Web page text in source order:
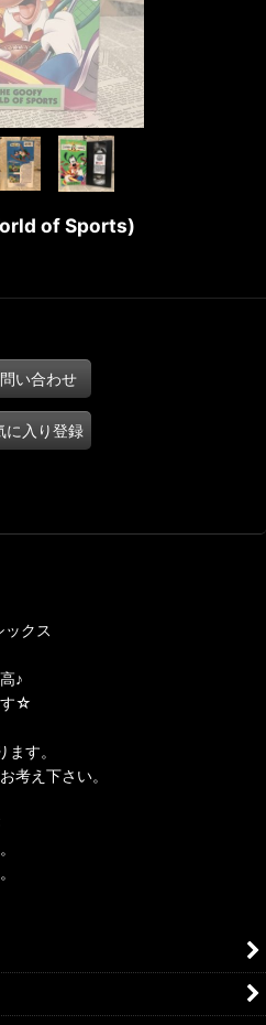
of Sports)
い合わせ
に入り登録
クス
♪
す☆
す。
考え下さい。